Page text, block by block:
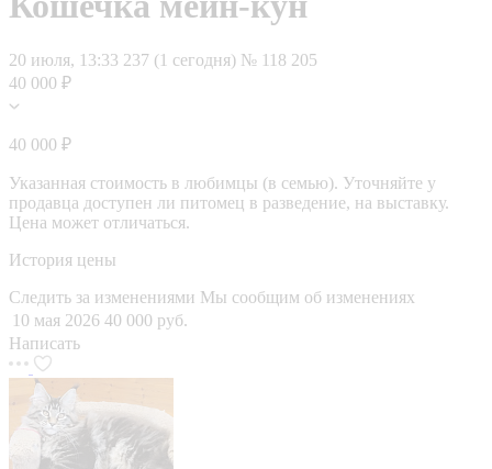
20 июля, 13:33 237 (1 сегодня) № 118 205
40 000 ₽
40 000 ₽
Указанная стоимость в любимцы (в семью). Уточняйте у
продавца доступен ли питомец в разведение, на выставку.
Цена может отличаться.
История цены
Следить за изменениями Мы сообщим об изменениях
10 мая 2026 40 000 руб.
Написать